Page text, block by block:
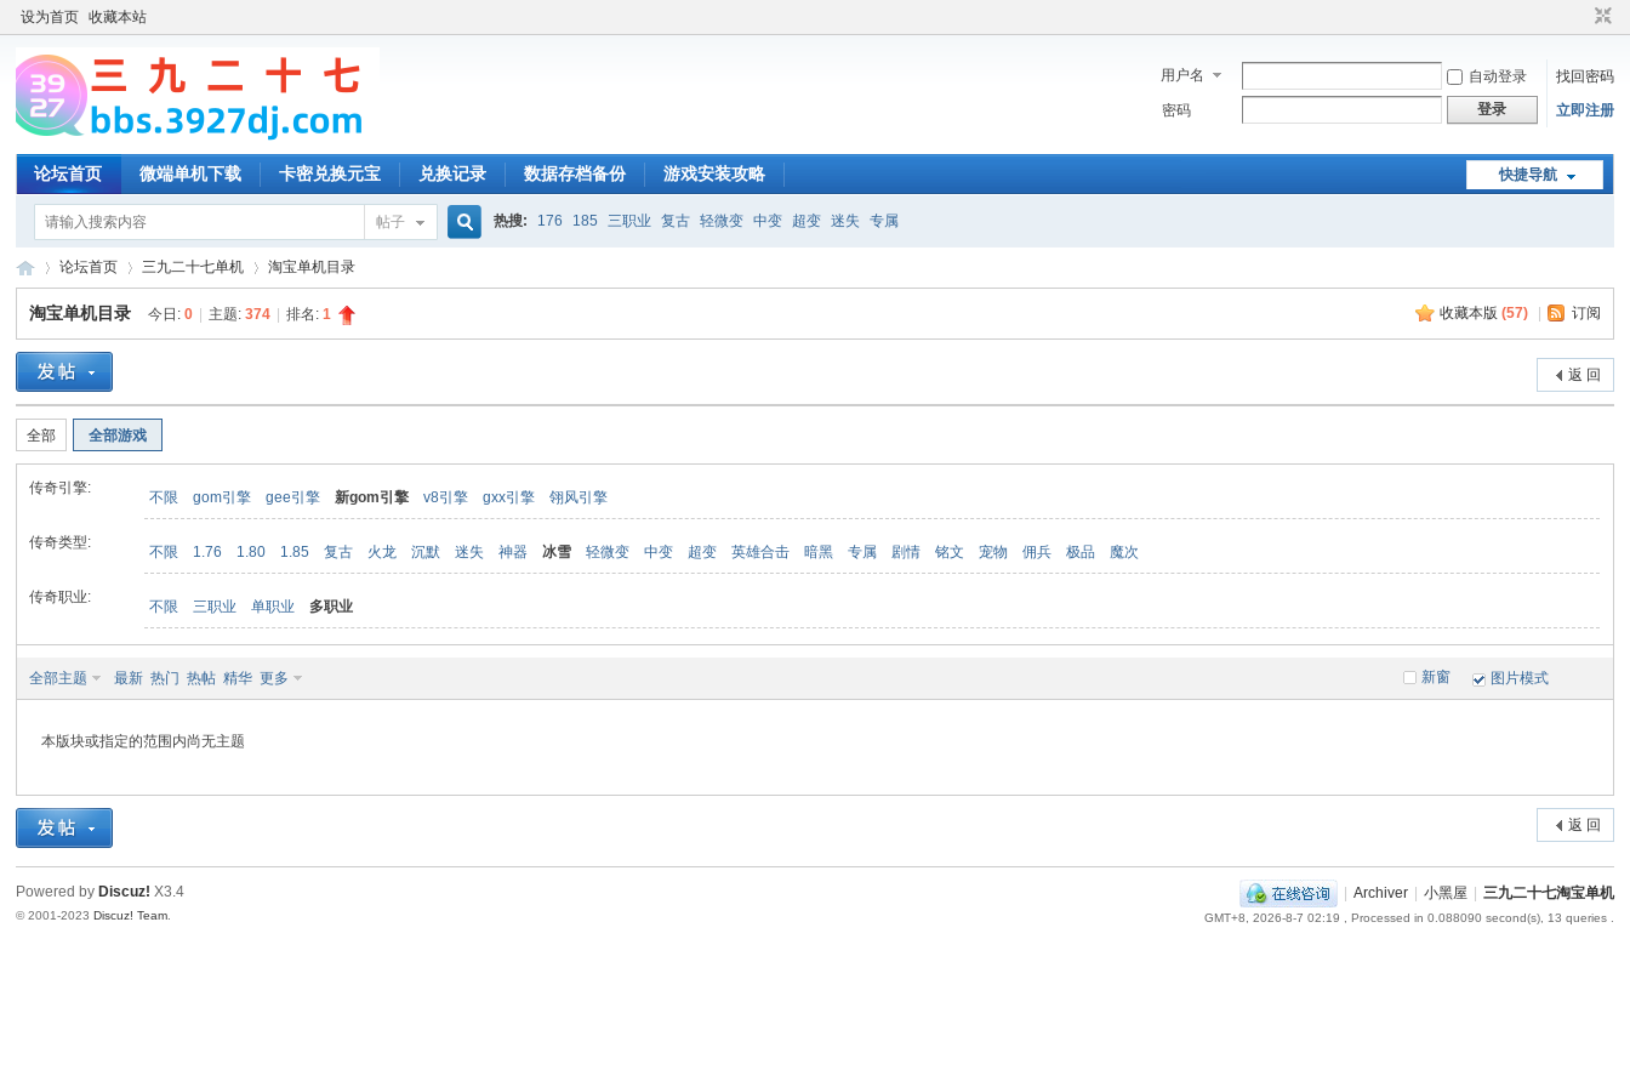
设为首页 收藏本站
用户名 自动登录
找回密码
密码
登录 立即注册
快捷导航
论坛首页 微端单机下载 卡密兑换元宝 兑换记录 数据存档备份 游戏安装攻略
帖子 热搜: 176 185 三职业 复古 轻微变 中变 超变 迷失 专属
»
论坛首页 三九二十七单机 淘宝单机目录
收藏本版 (57) 订阅
淘宝单机目录 今日:0 主题:374 排名:1
返 回
全部 全部游戏
传奇引擎:
不限 gom引擎 gee引擎 新gom引擎 v8引擎 gxx引擎 翎风引擎
传奇类型:
不限 1.76 1.80 1.85 复古 火龙 沉默 迷失 神器 冰雪 轻微变 中变 超变 英雄合击 暗黑 专属 剧情 铭文 宠物 佣兵 极品 魔次
传奇职业:
不限 三职业 单职业 多职业
新窗
全部主题 最新 热门 热帖 精华 更多 图片模式
本版块或指定的范围内尚无主题
返 回
| Archiver | 小黑屋 | 三九二十七淘宝单机
GMT+8, 2026-8-7 02:19 , Processed in 0.088090 second(s), 13 queries .
Powered by Discuz! X3.4
© 2001-2023Discuz! Team